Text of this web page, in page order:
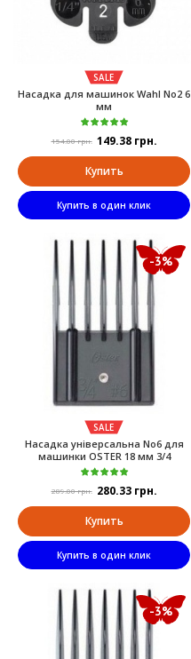
SALE
Насадка для машинок Wahl No2 6
мм
154.00 грн. 149.38 грн.
Купить
Купить в один клик
-3%
SALE
Насадка універсальна No6 для
машинки OSTER 18 мм 3/4
289.00 грн. 280.33 грн.
Купить
Купить в один клик
-3%